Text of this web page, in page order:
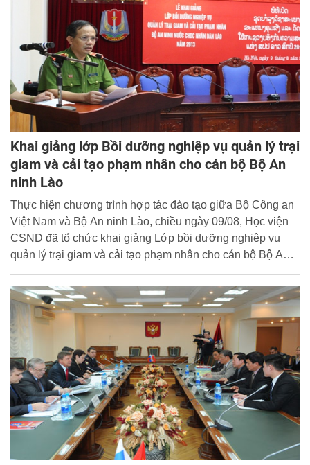
Khai giảng lớp Bồi dưỡng nghiệp vụ quản lý trại
giam và cải tạo phạm nhân cho cán bộ Bộ An
ninh Lào
Thực hiện chương trình hợp tác đào tạo giữa Bộ Công an
Việt Nam và Bộ An ninh Lào, chiều ngày 09/08, Học viện
CSND đã tổ chức khai giảng Lớp bồi dưỡng nghiệp vụ
quản lý trại giam và cải tạo phạm nhân cho cán bộ Bộ An